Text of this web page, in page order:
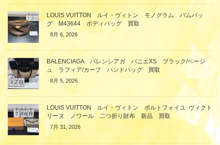
LOUIS VUITTON ルイ・ヴィトン モノグラム バムバッ
グ M43644 ボディバッグ 買取
8月 6, 2026
BALENCIAGA バレンシアガ パニエXS ブラック/ベージ
ュ ラフィア/カーフ ハンドバッグ 買取
8月 5, 2026
LOUIS VUITTON ルイ・ヴィトン ポルトフォイユ･ヴィクト
リーヌ ノワール 二つ折り財布 新品 買取
7月 31, 2026